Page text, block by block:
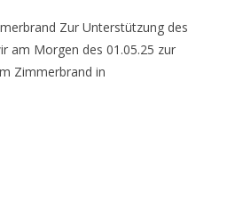
Zur Unterstützung des
am Morgen des 01.05.25 zur
Zimmerbrand in